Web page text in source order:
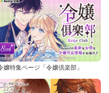
嬢特集ページ「令嬢倶楽部」